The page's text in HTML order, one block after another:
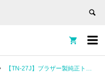


【TN-27J】ブラザー製純正トナーカートリッジ TN-27J